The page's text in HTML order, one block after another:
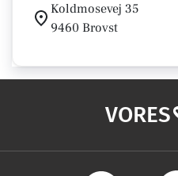
Koldmosevej 35
9460 Brovst
VORES